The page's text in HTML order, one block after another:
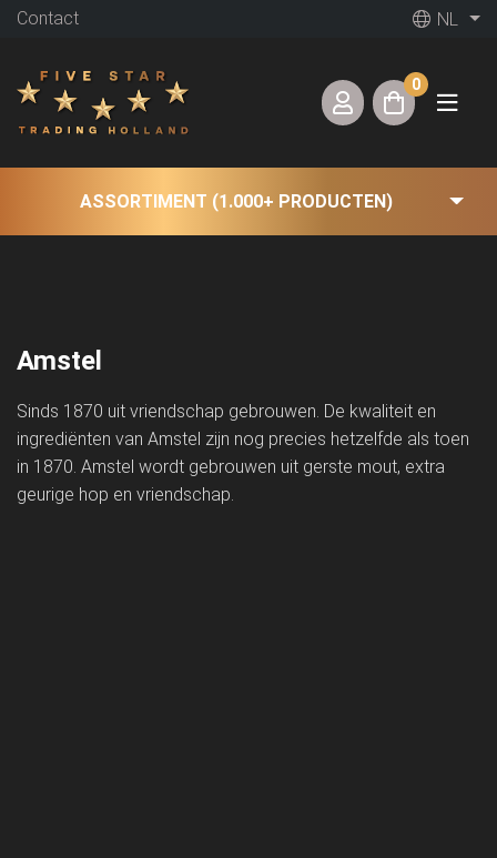
Contact NL
0
ASSORTIMENT (1.000+ PRODUCTEN)
Amstel
Sinds 1870 uit vriendschap gebrouwen. De kwaliteit en
ingrediënten van Amstel zijn nog precies hetzelfde als toen
in 1870. Amstel wordt gebrouwen uit gerste mout, extra
geurige hop en vriendschap.